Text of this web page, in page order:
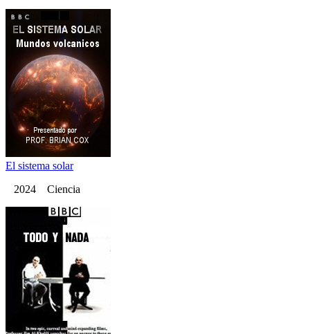
El sistema solar
2024 Ciencia